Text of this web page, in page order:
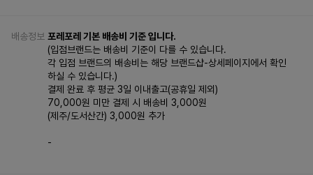
배송정보 포레포레 기본 배송비 기준 입니다.
(입점브랜드는 배송비 기준이 다를 수 있습니다.
각 입점 브랜드의 배송비는 해당 브랜드샵-상세페이지에서 확인
하실 수 있습니다.)
결제 완료 후 평균 3일 이내출고(공휴일 제외)
70,000원 미만 결제 시 배송비 3,000원
(제주/도서산간) 3,000원 추가
-